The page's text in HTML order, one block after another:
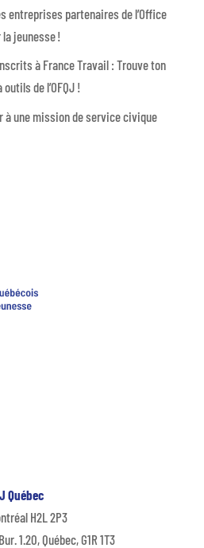
entreprises partenaires de l’Office
jeunesse !
à France Travail : Trouve ton
de l’OFQJ !
à une mission de service civique
Québec
H2L 2P3
1.20, Québec, G1R 1T3